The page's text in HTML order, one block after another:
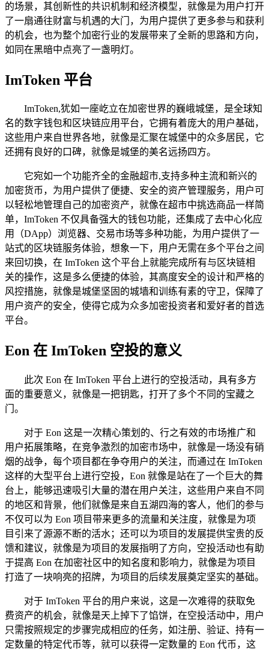
的场景，其创新性的共识机制和经济模型，就像是为用户打开
了一扇通往财富与机遇的大门，为用户提供了更多参与和获利
的机会，也为整个加密行业的发展带来了全新的思路和方向，
如同在黑暗中点亮了一盏明灯。
ImToken 平台
ImToken,犹如一座屹立在加密世界的巍峨城堡，是全球知
名的数字钱包和区块链应用平台，它拥有着庞大的用户基础，
这些用户来自世界各地，就像是汇聚在城堡中的众多居民，它
还拥有良好的口碑，就像是城堡的美名远扬四方。
它宛如一个功能齐全的金融超市,支持多种主流和新兴的
加密货币，为用户提供了便捷、安全的资产管理服务，用户可
以轻松地管理自己的加密资产，就像在超市中挑选商品一样简
单，ImToken 不仅具备强大的钱包功能，还集成了去中心化应
用（DApp）浏览器、交易市场等多种功能，为用户提供了一
站式的区块链服务体验，想象一下，用户无需在多个平台之间
来回切换，在 ImToken 这个平台上就能完成所有与区块链相
关的操作，这是多么便捷的体验，其高度安全的设计和严格的
风控措施，就像是城堡坚固的城墙和训练有素的守卫，保障了
用户资产的安全，使得它成为众多加密投资者和爱好者的首选
平台。
Eon 在 ImToken 空投的意义
此次 Eon 在 ImToken 平台上进行的空投活动，具有多方
面的重要意义，就像是一把钥匙，打开了多个不同的宝藏之
门。
对于 Eon 这是一次精心策划的、行之有效的市场推广和
用户拓展策略，在竞争激烈的加密市场中，就像是一场没有硝
烟的战争，每个项目都在争夺用户的关注，而通过在 ImToken
这样的大型平台上进行空投，Eon 就像是站在了一个巨大的舞
台上，能够迅速吸引大量的潜在用户关注，这些用户来自不同
的地区和背景，他们就像是来自五湖四海的客人，他们的参与
不仅可以为 Eon 项目带来更多的流量和关注度，就像是为项
目引来了源源不断的活水；还可以为项目的发展提供宝贵的反
馈和建议，就像是为项目的发展指明了方向，空投活动也有助
于提高 Eon 在加密社区中的知名度和影响力，就像是为项目
打造了一块响亮的招牌，为项目的后续发展奠定坚实的基础。
对于 ImToken 平台的用户来说，这是一次难得的获取免
费资产的机会，就像是天上掉下了馅饼，在空投活动中，用户
只需按照规定的步骤完成相应的任务，如注册、验证、持有一
定数量的特定代币等，就可以获得一定数量的 Eon 代币，这